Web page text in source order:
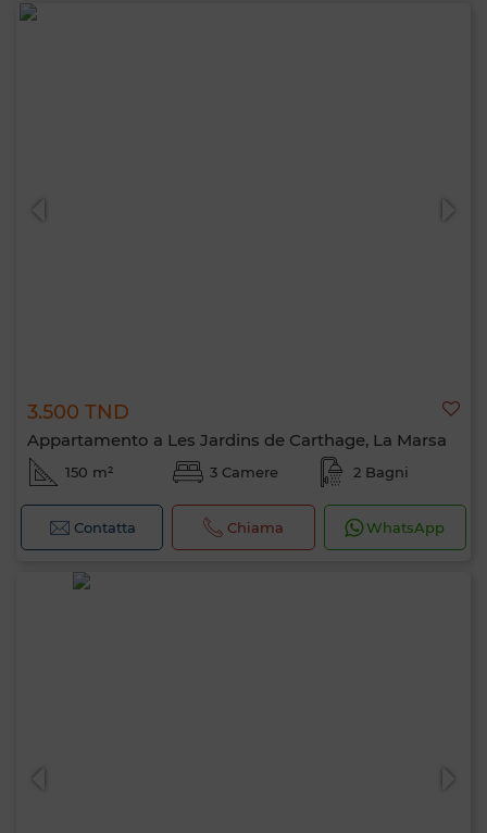
3.500 TND
Appartamento a Les Jardins de Carthage, La Marsa
150 m² 3 Camere 2 Bagni
Contatta Chiama WhatsApp